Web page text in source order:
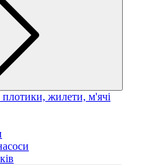
жилети, м'ячі